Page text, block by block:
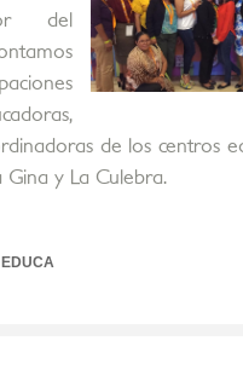
del
de los centros
Gina y La Culebra.
EDUCA